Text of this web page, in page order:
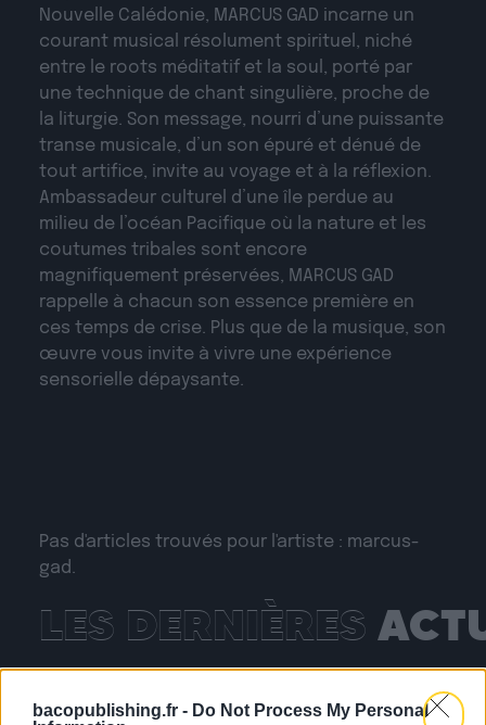
bacopublishing.fr - Do Not Process My Personal
Nouvelle Calédonie, MARCUS GAD incarne un
courant musical résolument spirituel, niché
entre le roots méditatif et la soul, porté par
une technique de chant singulière, proche de
la liturgie. Son message, nourri d’une puissante
transe musicale, d’un son épuré et dénué de
tout artifice, invite au voyage et à la réflexion.
Ambassadeur culturel d’une île perdue au
milieu de l’océan Pacifique où la nature et les
coutumes tribales sont encore
magnifiquement préservées, MARCUS GAD
rappelle à chacun son essence première en
ces temps de crise. Plus que de la musique, son
œuvre vous invite à vivre une expérience
sensorielle dépaysante.
Pas d'articles trouvés pour l'artiste : marcus-
gad.
LES DERNIÈRES